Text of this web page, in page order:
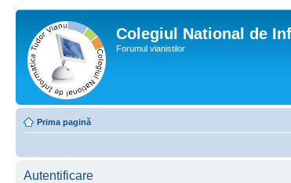
Colegiul National de
Forumul vianistilor
Prima pagină
Autentificare